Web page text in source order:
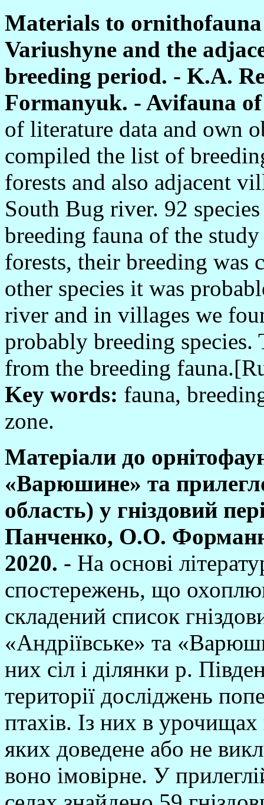
Materials to
Variushyne and the
breeding period. - K.A.
Formanyuk. - Avifauna
of literature data and own
compiled the list of
forests and also adjacent
South Bug river. 92
breeding fauna of the
forests, their breeding was
other species it was
river and in villages we
probably breeding species.
from the breeding
Key words: fauna,
zone.
Матеріали до
«Варюшине» та
область) у гніздовий
Панченко, О.О.
2020. - На основі
спостережень, що
складений список
«Андріївське» та
них сіл і ділянки р.
території досліджень
птахів. Із них в
яких доведене або не
воно імовірне. У